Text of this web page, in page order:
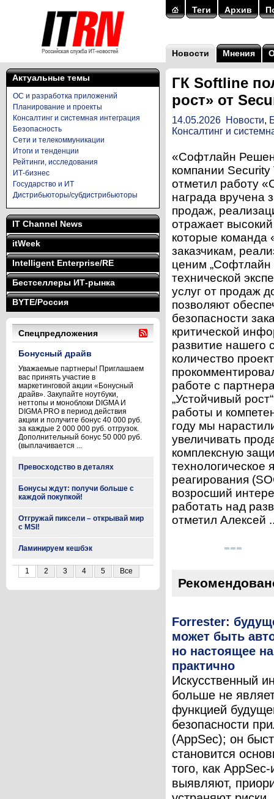
Теги Архив
Новости Мнения
Актуальные темы
ОС и разработка приложений
Планирование и проекты
Консалтинг и системная интеграция
Безопасность
Сети и телекоммуникации
Итоги и тенденции
Рейтинги, исследования
ИТ-бизнес
Государство и ИТ
Дистрибьюторы/субдистрибьюторы
IT Channel News
itWeek
Intelligent Enterprise/RE
Бестселлеры ИТ-рынка
BYTE/Россия
Спецпредложения
Бонусный драйв
Уважаемые партнеры! Приглашаем
вас принять участие в
маркетинговой акции «Бонусный
драйв». Закупайте ноутбуки,
неттопы и моноблоки DIGMA И
DIGMA PRO в период действия
акции и получите бонус 40 000 руб.
за каждые 2 000 000 руб. отгрузок.
Дополнительный бонус 50 000 руб.
(выплачивается ...
Превосходство в деталях
Бонусы ждут: получи больше с
каждой покупкой!
Отгружай пиксели – открывай мир
с MSI!
Ламинируем кешбэк
1 2 3 4 5 Все
ГК Softline
рост» от
14.05.2026 Новости,
Консалтинг и
«Софтлайн
компании
отметил работу
награда вручена
продаж,
отражает
которые команда
заказчикам,
ценим „Софтлайн
технической
услуг от продаж
позволяют
безопасности
критической
развитие нашего
количество
работе с
„Устойчивый
работы и
году мы
увеличивать
комплексную
технологическое
реагирования
возросший
работать над
отметил Алексей
Forrester:
может быть
но настоящее
практично
Искусственный
больше не
функцией
безопасности
(AppSec); он
становится
того, как
выявляют,